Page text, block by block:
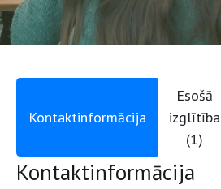
Kontaktinformācija
Esošā
izglītība
(1)
Kontaktinformācija